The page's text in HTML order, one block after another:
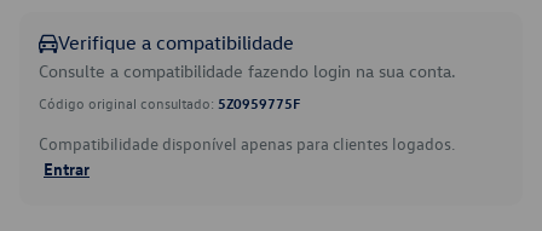
Verifique a compatibilidade
Consulte a compatibilidade fazendo login na sua conta.
Código original consultado: 5Z0959775F
Compatibilidade disponível apenas para clientes logados.
Entrar